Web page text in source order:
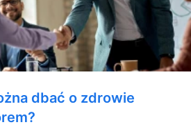
dbać o zdrowie